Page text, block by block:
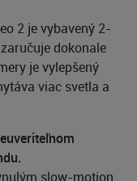
2 je vybavený 2-
dokonale
je vylepšený
viac svetla a
slow-motion